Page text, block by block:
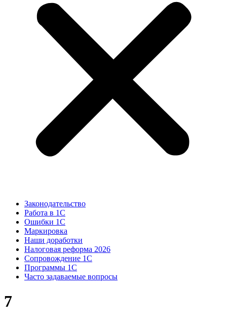
Законодательство
Работа в 1С
Ошибки 1С
Маркировка
Наши доработки
Налоговая реформа 2026
Сопровождение 1С
Программы 1С
Часто задаваемые вопросы
7